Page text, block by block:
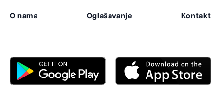
O nama Oglašavanje Kontakt